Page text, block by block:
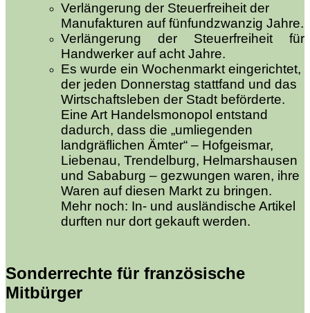
Verlängerung der Steuerfreiheit der
Manufakturen auf fünfundzwanzig Jahre.
Verlängerung der Steuerfreiheit für
Handwerker auf acht Jahre.
Es wurde ein Wochenmarkt eingerichtet,
der jeden Donnerstag stattfand und das
Wirtschaftsleben der Stadt beförderte.
Eine Art Handelsmonopol entstand
dadurch, dass die „umliegenden
landgräflichen Ämter“ – Hofgeismar,
Liebenau, Trendelburg, Helmarshausen
und Sababurg – gezwungen waren, ihre
Waren auf diesen Markt zu bringen.
Mehr noch: In- und ausländische Artikel
durften nur dort gekauft werden.
Sonderrechte für französische
Mitbürger